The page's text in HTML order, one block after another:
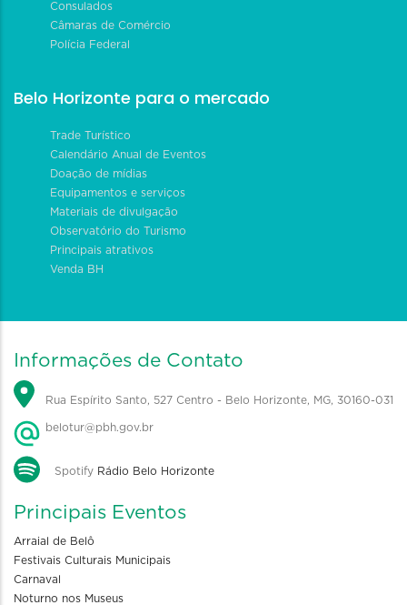
Consulados
Câmaras de Comércio
Polícia Federal
Belo Horizonte para o mercado
Trade Turístico
Calendário Anual de Eventos
Doação de mídias
Equipamentos e serviços
Materiais de divulgação
Observatório do Turismo
Principais atrativos
Venda BH
Informações de Contato
Rua Espírito Santo, 527 Centro - Belo Horizonte, MG, 30160-031
belotur@pbh.gov.br
Spotify Rádio Belo Horizonte
Principais Eventos
Arraial de Belô
Festivais Culturais Municipais
Carnaval
Noturno nos Museus